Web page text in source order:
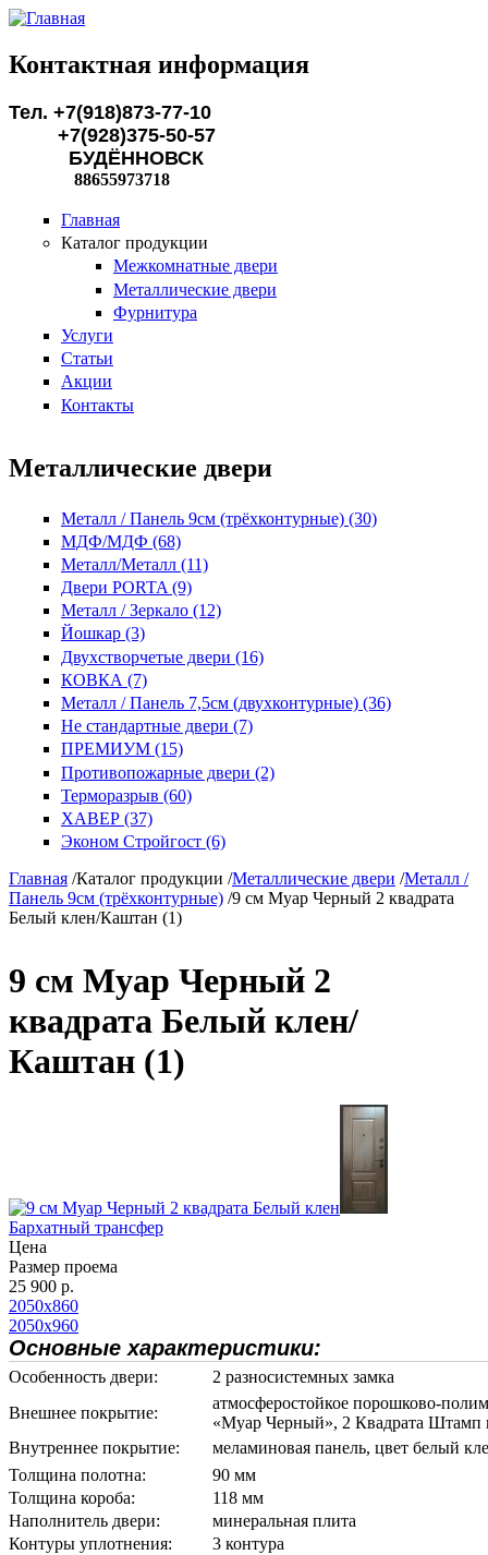
Перейти к основному содержанию
Контактная информация
Тел. +7(918)873-77-10
+7(928)375-50-57
БУДЁННОВСК
88655973718
Главная
Каталог продукции
Межкомнатные двери
Металлические двери
Фурнитура
Услуги
Статьи
Акции
Контакты
Металлические двери
Металл / Панель 9см (трёхконтурные) (30)
МДФ/МДФ (68)
Металл/Металл (11)
Двери PORTA (9)
Металл / Зеркало (12)
Йошкар (3)
Двухстворчетые двери (16)
КОВКА (7)
Металл / Панель 7,5см (двухконтурные) (36)
Не стандартные двери (7)
ПРЕМИУМ (15)
Противопожарные двери (2)
Терморазрыв (60)
ХАВЕР (37)
Эконом Стройгост (6)
Главная /Каталог продукции /Металлические двери /Металл /
Панель 9см (трёхконтурные) /9 см Муар Черный 2 квадрата
Белый клен/Каштан (1)
9 см Муар Черный 2
квадрата Белый клен/
Каштан (1)
Бархатный трансфер
Цена
Размер проема
25 900 р.
2050х860
2050х960
Основные характеристики:
Особенность двери:
2 разносистемных замка
Внешнее покрытие:
атмосферостойкое порошково-
«Муар Черный», 2 Квадрата Штамп
Внутреннее покрытие:
меламиновая панель, цвет белый
Толщина полотна:
90 мм
Толщина короба:
118 мм
Наполнитель двери:
минеральная плита
Контуры уплотнения:
3 контура